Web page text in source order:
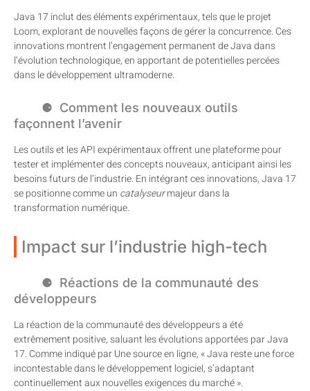
Java 17 inclut des éléments expérimentaux, tels que le projet
Loom, explorant de nouvelles façons de gérer la concurrence. Ces
innovations montrent l’engagement permanent de Java dans
l’évolution technologique, en apportant de potentielles percées
dans le développement ultramoderne.
Comment les nouveaux outils
façonnent l’avenir
Les outils et les API expérimentaux offrent une plateforme pour
tester et implémenter des concepts nouveaux, anticipant ainsi les
besoins futurs de l’industrie. En intégrant ces innovations, Java 17
se positionne comme un catalyseurmajeur dans la
transformation numérique.
Impact sur l’industrie high-tech
Réactions de la communauté des
développeurs
La réaction de la communauté des développeurs a été
extrêmement positive, saluant les évolutions apportées par Java
17. Comme indiqué par Une source en ligne, « Java reste une force
incontestable dans le développement logiciel, s’adaptant
continuellement aux nouvelles exigences du marché ».